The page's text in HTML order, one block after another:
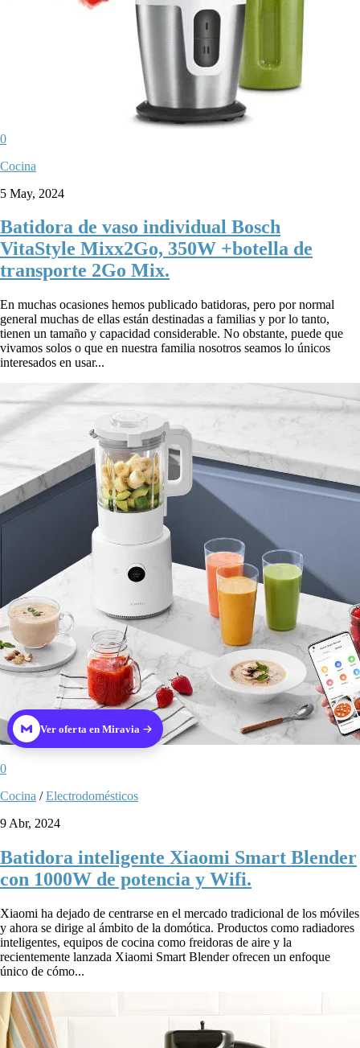
0
Cocina
5 May, 2024
Batidora de vaso individual Bosch
VitaStyle Mixx2Go, 350W +botella de
transporte 2Go Mix.
En muchas ocasiones hemos publicado batidoras, pero por normal
general muchas de ellas están destinadas a familias y por lo tanto,
tienen un tamaño y capacidad considerable. No obstante, puede que
vivamos solos o que en nuestra familia nosotros seamos lo únicos
interesados en usar...
Ver oferta en Miravia
0
Cocina /Electrodomésticos
9 Abr, 2024
Batidora inteligente Xiaomi Smart Blender
con 1000W de potencia y Wifi.
Xiaomi ha dejado de centrarse en el mercado tradicional de los móviles
y ahora se dirige al ámbito de la domótica. Productos como radiadores
inteligentes, equipos de cocina como freidoras de aire y la
recientemente lanzada Xiaomi Smart Blender ofrecen un enfoque
único de cómo...